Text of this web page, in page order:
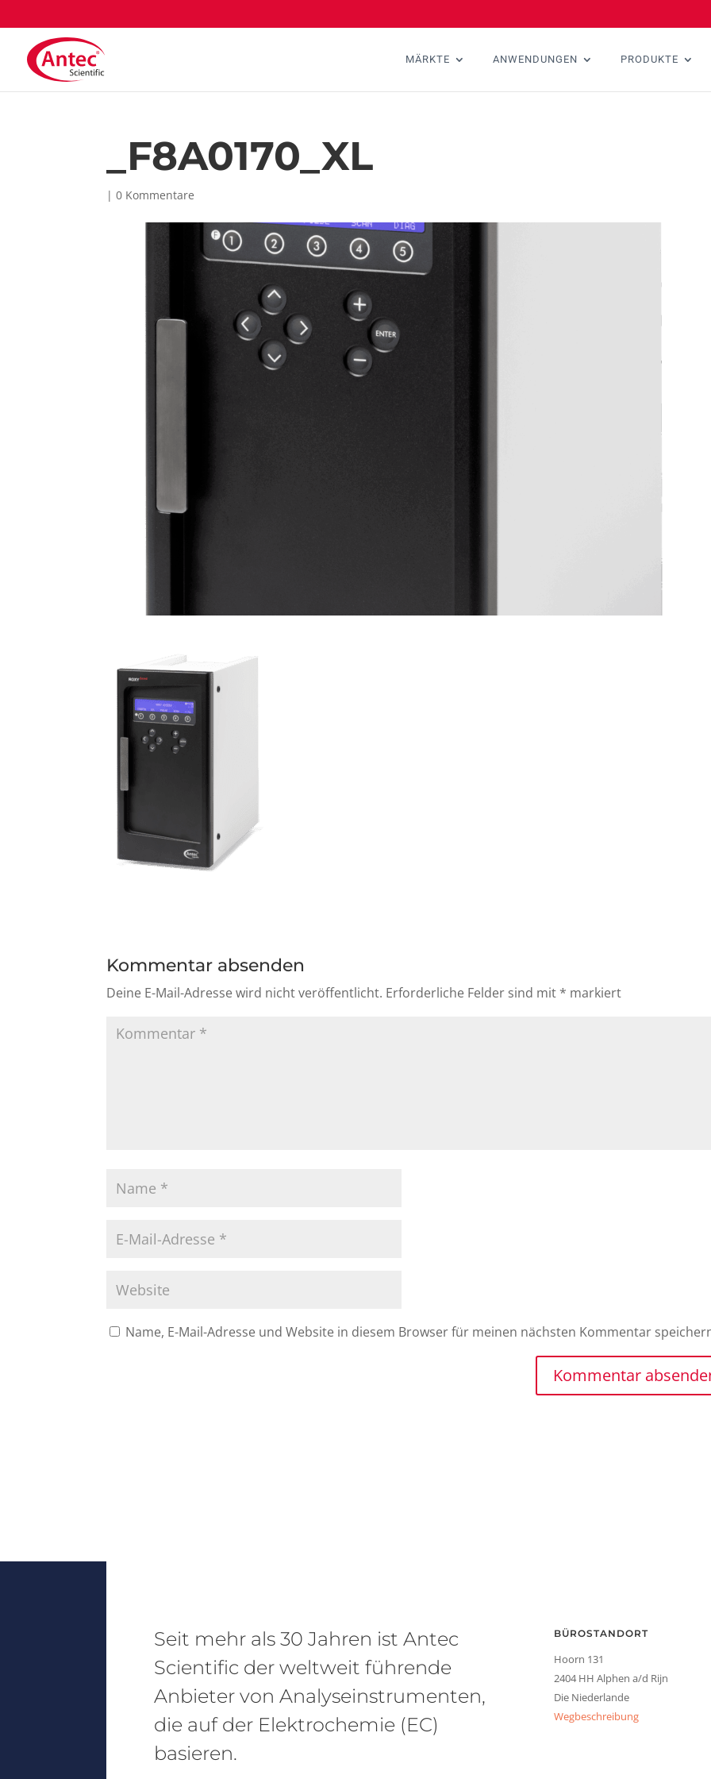
MÄRKTE ANWENDUNGEN PRODUKTE
_F8A0170_XL
|0 Kommentare
Kommentar absenden
Deine E-Mail-Adresse wird nicht veröffentlicht. Erforderliche Felder sind mit * markiert
Name, E-Mail-Adresse und Website in diesem Browser für meinen nächsten Kommentar
Seit mehr als 30 Jahren ist Antec
Scientific der weltweit führende
Anbieter von Analyseinstrumenten,
die auf der Elektrochemie (EC)
basieren.
BÜROSTANDORT
Hoorn 131
2404 HH Alphen a/d Rijn
Die Niederlande
Wegbeschreibung